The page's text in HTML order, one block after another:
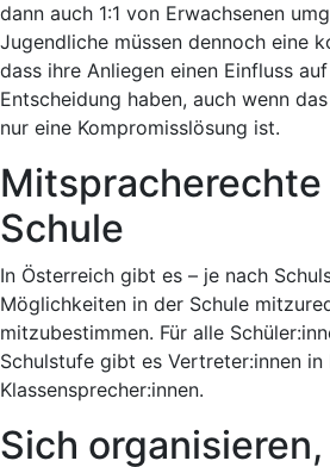
dann auch 1:1 von Erwachsenen
Jugendliche müssen dennoch eine
dass ihre Anliegen einen Einfluss
Entscheidung haben, auch wenn
nur eine Kompromisslösung ist.
Mitspracherechte
Schule
In Österreich gibt es – je nach
Möglichkeiten in der Schule
mitzubestimmen. Für alle
Schulstufe gibt es Vertreter:innen in
Klassensprecher:innen.
Sich organisieren,